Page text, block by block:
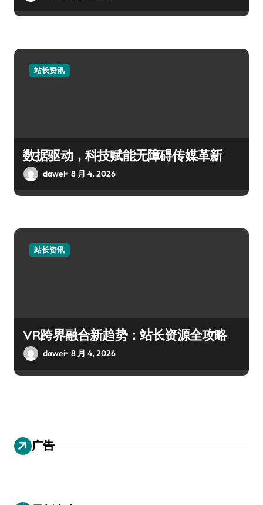
站长资讯
数据驱动，科技赋能无障碍传媒革新
dawei 8 月 4, 2026
站长资讯
VR跨界融合新趋势：站长资源全攻略
dawei 8 月 4, 2026
广告